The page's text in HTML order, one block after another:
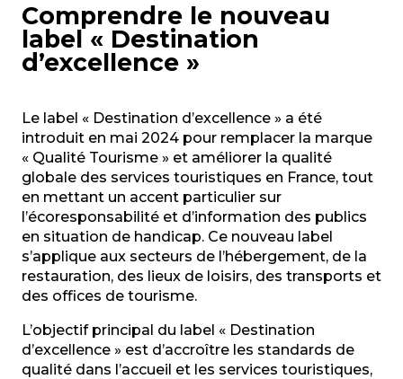
Comprendre le nouveau
label « Destination
d’excellence »
Le label « Destination d’excellence » a été
introduit en mai 2024 pour remplacer la marque
« Qualité Tourisme » et améliorer la qualité
globale des services touristiques en France, tout
en mettant un accent particulier sur
l’écoresponsabilité et d’information des publics
en situation de handicap. Ce nouveau label
s’applique aux secteurs de l’hébergement, de la
restauration, des lieux de loisirs, des transports et
des offices de tourisme.
L’objectif principal du label « Destination
d’excellence » est d’accroître les standards de
qualité dans l’accueil et les services touristiques,